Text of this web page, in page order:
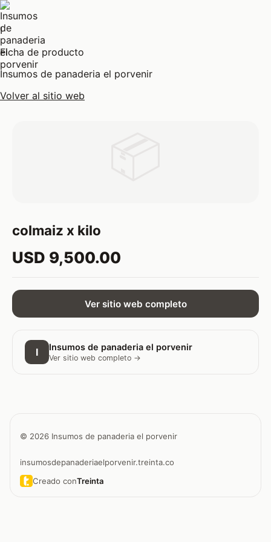
I
Ficha de producto
Insumos de panaderia el porvenir
Volver al sitio web
colmaiz x kilo
USD 9,500.00
Ver sitio web completo
I Insumos de panaderia el porvenir
Ver sitio web completo →
© 2026 Insumos de panaderia el porvenir
insumosdepanaderiaelporvenir.treinta.co
Creado conTreinta